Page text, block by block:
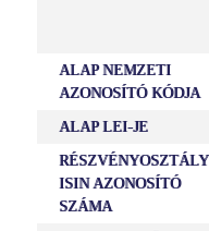
ALAP NEMZETI
AZONOSÍTÓ KÓDJA
ALAP LEI-JE
RÉSZVÉNYOSZTÁLY
ISIN AZONOSÍTÓ
SZÁMA